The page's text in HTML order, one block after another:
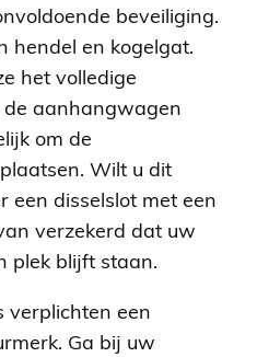
beveiliging.
hendel en kogelgat.
het volledige
de aanhangwagen
om de
Wilt u dit
een disselslot met een
verzekerd dat uw
plek blijft staan.
verplichten een
Ga bij uw